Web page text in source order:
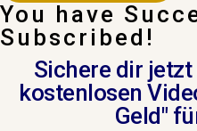
You have
Subscribed!
Sichere dir
kostenlosen
Geld"